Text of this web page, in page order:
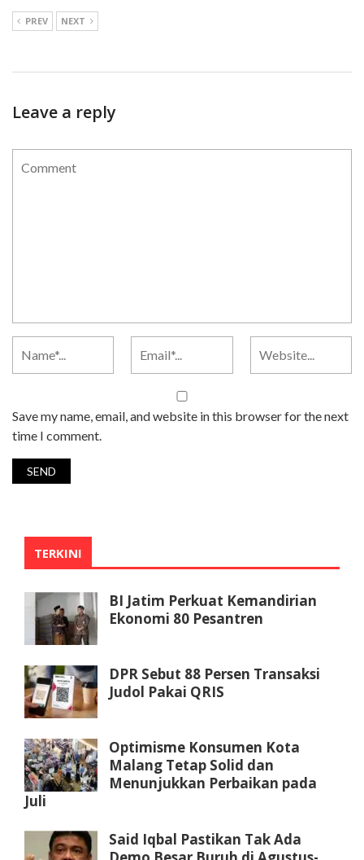
PREV NEXT
Leave a reply
Save my name, email, and website in this browser for the next
time I comment.
TERKINI
BI Jatim Perkuat Kemandirian
Ekonomi 80 Pesantren
DPR Sebut 88 Persen Transaksi
Judol Pakai QRIS
Optimisme Konsumen Kota
Malang Tetap Solid dan
Menunjukkan Perbaikan pada
Juli
Said Iqbal Pastikan Tak Ada